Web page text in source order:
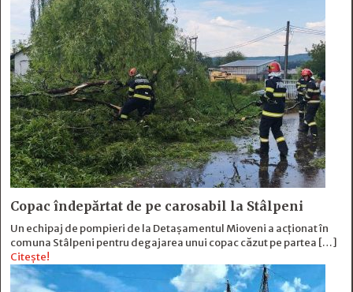
Copac îndepărtat de pe carosabil la Stâlpeni
Un echipaj de pompieri de la Detașamentul Mioveni a acționat în
comuna Stâlpeni pentru degajarea unui copac căzut pe partea […]
Citește!